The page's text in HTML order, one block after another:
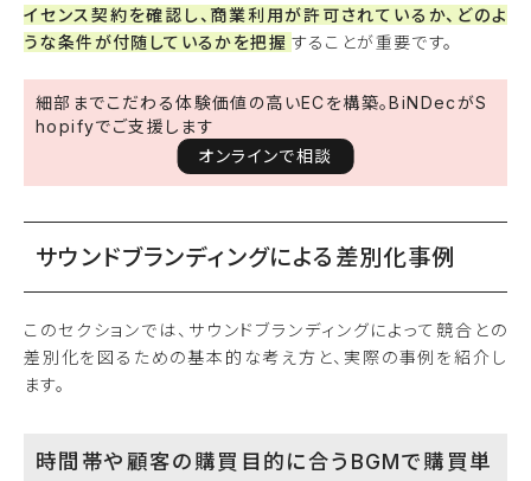
イセンス契約を確認し、商業利用が許可されているか、どのよ
うな条件が付随しているかを把握 することが重要です。
細部までこだわる体験価値の高いECを構築。BiNDecがS
hopifyでご支援します
オンラインで相談
サウンドブランディングによる差別化事例
このセクションでは、サウンドブランディングによって競合との
差別化を図るための基本的な考え方と、実際の事例を紹介し
ます。
時間帯や顧客の購買目的に合うBGMで購買単